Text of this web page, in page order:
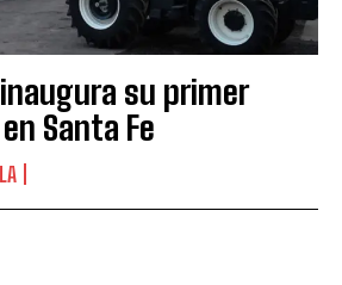
su primer
Santa Fe